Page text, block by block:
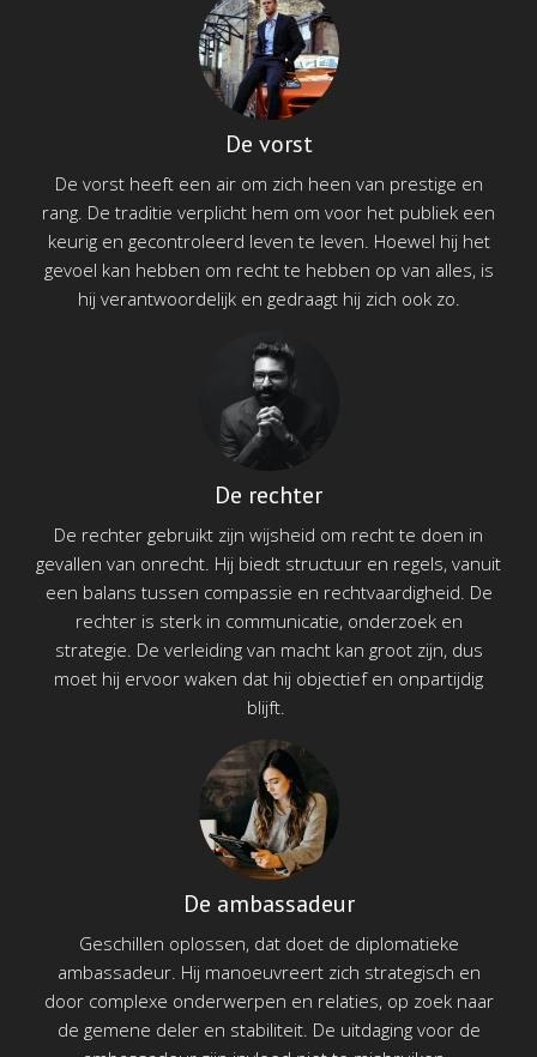
De vorst
De vorst heeft een air om zich heen van prestige en
rang. De traditie verplicht hem om voor het publiek een
keurig en gecontroleerd leven te leven. Hoewel hij het
gevoel kan hebben om recht te hebben op van alles, is
hij verantwoordelijk en gedraagt hij zich ook zo.
De rechter
De rechter gebruikt zijn wijsheid om recht te doen in
gevallen van onrecht. Hij biedt structuur en regels, vanuit
een balans tussen compassie en rechtvaardigheid. De
rechter is sterk in communicatie, onderzoek en
strategie. De verleiding van macht kan groot zijn, dus
moet hij ervoor waken dat hij objectief en onpartijdig
blijft.
De ambassadeur
Geschillen oplossen, dat doet de diplomatieke
ambassadeur. Hij manoeuvreert zich strategisch en
door complexe onderwerpen en relaties, op zoek naar
de gemene deler en stabiliteit. De uitdaging voor de